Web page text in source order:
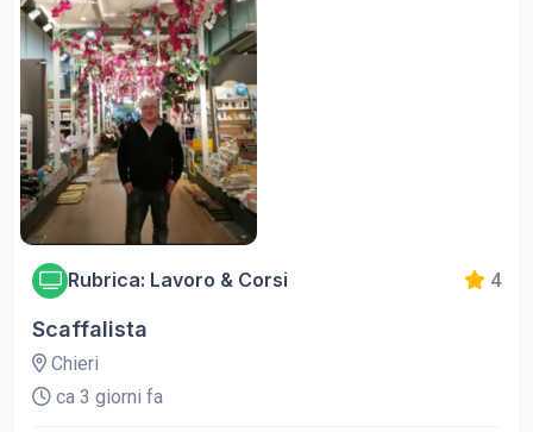
Rubrica: Lavoro & Corsi 4
Scaffalista
Chieri
ca 3 giorni fa